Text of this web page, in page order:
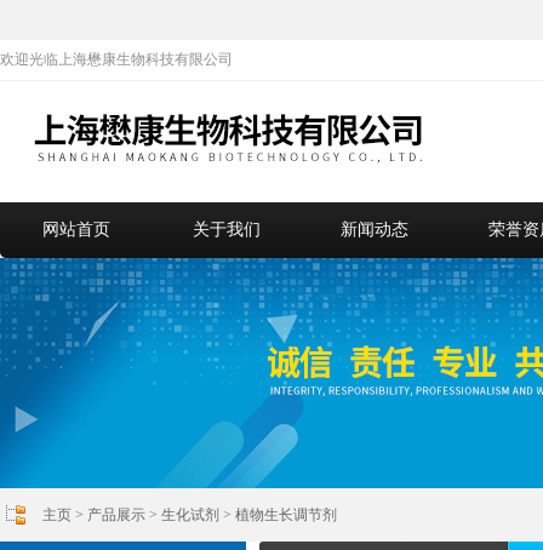
欢迎光临上海懋康生物科技有限公司
网站首页 关于我们 新闻动态 荣誉资
主页 > 产品展示 > 生化试剂 > 植物生长调节剂